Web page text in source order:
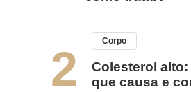
2
Corpo
Colesterol
que causa e